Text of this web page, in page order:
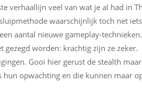
verhaallijn veel van wat je al had in
waarschijnlijk toch net
aantal nieuwe gameplay-
worden: krachtig zijn ze zeker.
Gooi hier gerust de stealth
opwachting en die kunnen maar